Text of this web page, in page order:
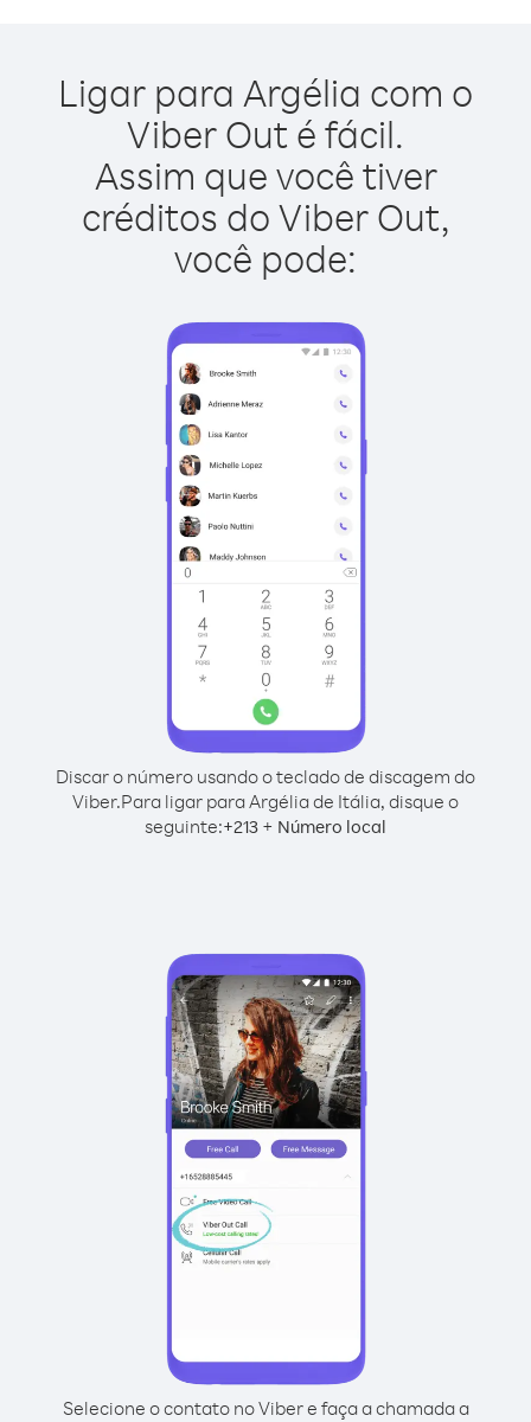
Ligar para Argélia com o
Viber Out é fácil.
Assim que você tiver
créditos do Viber Out,
você pode:
Discar o número usando o teclado de discagem do
Viber.Para ligar para Argélia de Itália, disque o
seguinte:+213 + Número local
Selecione o contato no Viber e faça a chamada a